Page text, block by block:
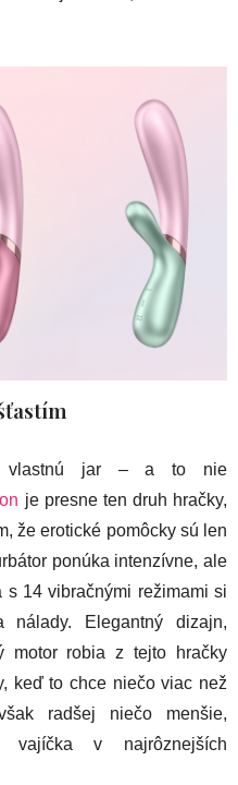
vlastnú jar – a to nie
je presne ten druh hračky,
že erotické pomôcky sú len
ponúka intenzívne, ale
s 14 vibračnými režimami si
nálady. Elegantný dizajn,
motor robia z tejto hračky
keď to chce niečo viac než
radšej niečo menšie,
vajíčka v najrôznejších